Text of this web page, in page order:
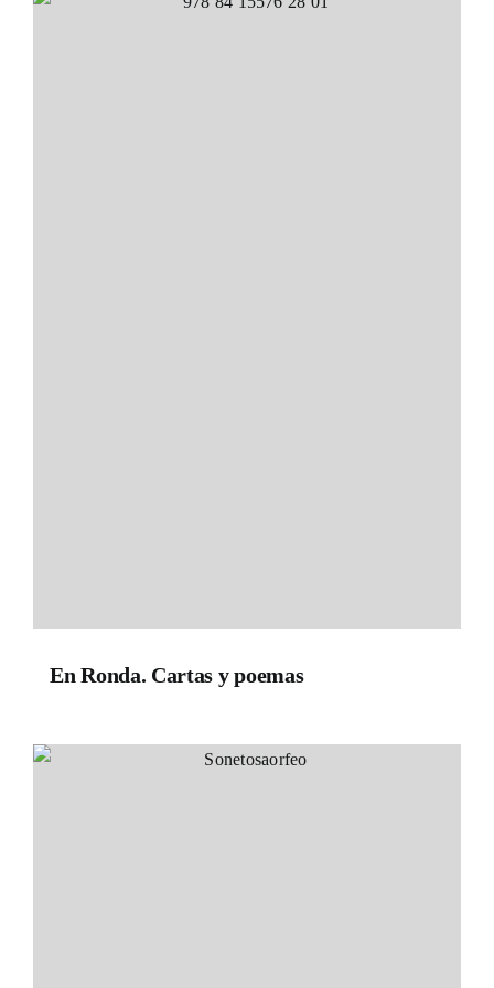
En Ronda. Cartas y poemas